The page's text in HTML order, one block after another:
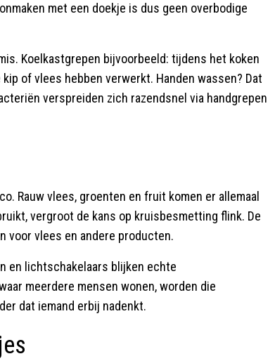
met een doekje is dus geen overbodige
Koelkastgrepen bijvoorbeeld: tijdens het koken
of vlees hebben verwerkt. Handen wassen? Dat
verspreiden zich razendsnel via handgrepen
Rauw vlees, groenten en fruit komen er allemaal
vergroot de kans op kruisbesmetting flink. De
voor vlees en andere producten.
en lichtschakelaars blijken echte
meerdere mensen wonen, worden die
dat iemand erbij nadenkt.